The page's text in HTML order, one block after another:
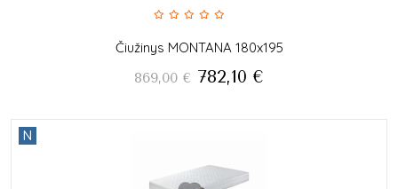
Čiužinys MONTANA 180x195
869,00 € 782,10 €
N